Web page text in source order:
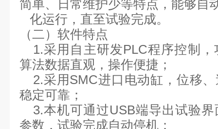
简单、日常维护少等特点，能够自
化运行，直至试验完成。
（二）软件特点
1.采用自主研发PLC程序控制
算法数据直观，操作便捷 ；
2.采用SMC进口电动缸，位移
稳定可靠；
3.本机可通过USB端导出试验
参数，试验完成自动停机；